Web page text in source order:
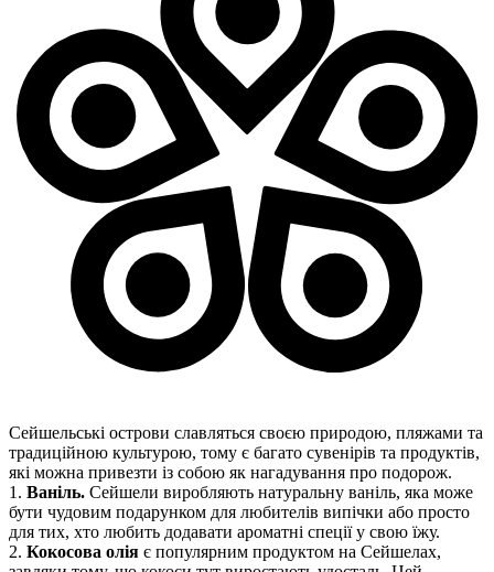
Сейшельські острови славляться своєю природою, пляжами та
традиційною культурою, тому є багато сувенірів та продуктів,
які можна привезти із собою як нагадування про подорож.
1. Ваніль. Сейшели виробляють натуральну ваніль, яка може
бути чудовим подарунком для любителів випічки або просто
для тих, хто любить додавати ароматні спеції у свою їжу.
2. Кокосова олія є популярним продуктом на Сейшелах,